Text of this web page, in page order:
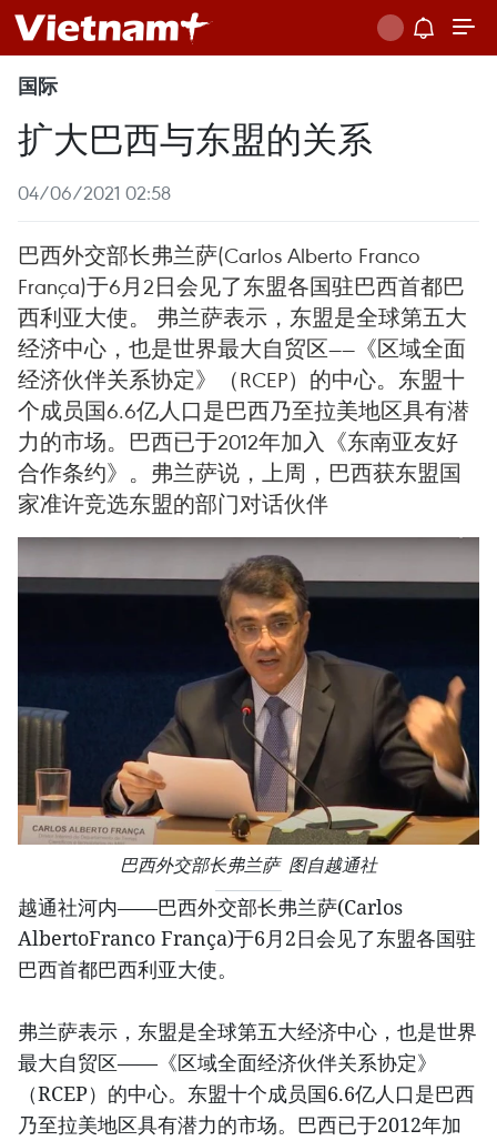
国际
扩大巴西与东盟的关系
04/06/2021 02:58
巴西外交部长弗兰萨(Carlos Alberto Franco
França)于6月2日会见了东盟各国驻巴西首都巴
西利亚大使。 弗兰萨表示，东盟是全球第五大
经济中心，也是世界最大自贸区——《区域全面
经济伙伴关系协定》（RCEP）的中心。东盟十
个成员国6.6亿人口是巴西乃至拉美地区具有潜
力的市场。巴西已于2012年加入《东南亚友好
合作条约》。弗兰萨说，上周，巴西获东盟国
家准许竞选东盟的部门对话伙伴
巴西外交部长弗兰萨 图自越通社
越通社河内——巴西外交部长弗兰萨(Carlos
AlbertoFranco França)于6月2日会见了东盟各国驻
巴西首都巴西利亚大使。
弗兰萨表示，东盟是全球第五大经济中心，也是世界
最大自贸区——《区域全面经济伙伴关系协定》
（RCEP）的中心。东盟十个成员国6.6亿人口是巴西
乃至拉美地区具有潜力的市场。巴西已于2012年加